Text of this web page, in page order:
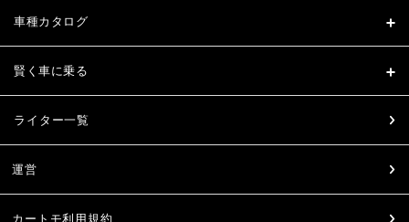
車種カタログ
賢く車に乗る
ライター一覧
運営
カートモ利用規約